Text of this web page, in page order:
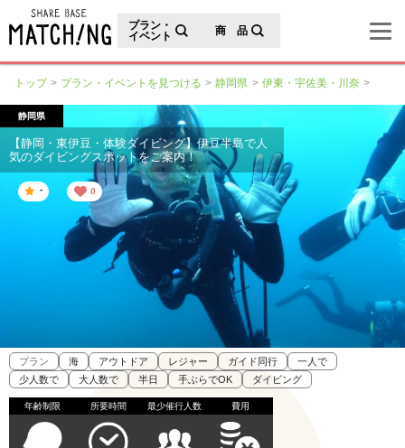
プラン・
イベント
商 品
トップ プラン・イベントを見つける 静岡県 伊東・宇佐美・川奈
静岡県
【静岡・東伊豆・体験ダイビング】伊豆半島で人
気のダイビングスポットをご案内！
- 0
プラン 海 アウトドア レジャー ガイド同行
一人で
少人数で
大人数で 半日 手ぶらでOK ダイビング
年齢制限 所要時間 最少催行人数 費用